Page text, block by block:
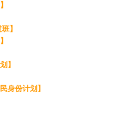
】
】
身份计划】